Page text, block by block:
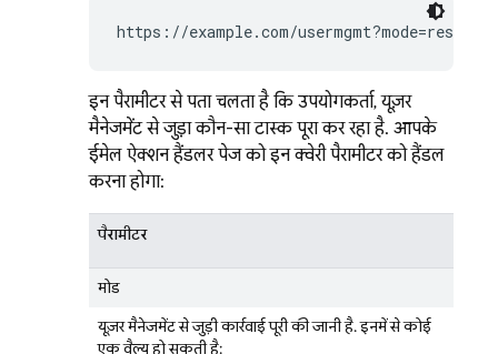
https://example.com/
इन पैरामीटर से पता चलता है कि उपयोगकर्ता, यूज़र
मैनेजमेंट से जुड़ा कौन-सा टास्क पूरा कर रहा है. आपके
ईमेल ऐक्शन हैंडलर पेज को इन क्वेरी पैरामीटर को हैंडल
करना होगा:
पैरामीटर
मोड
यूज़र मैनेजमेंट से जुड़ी कार्रवाई पूरी की जानी है. इनमें से कोई
एक वैल्यू हो सकती है: